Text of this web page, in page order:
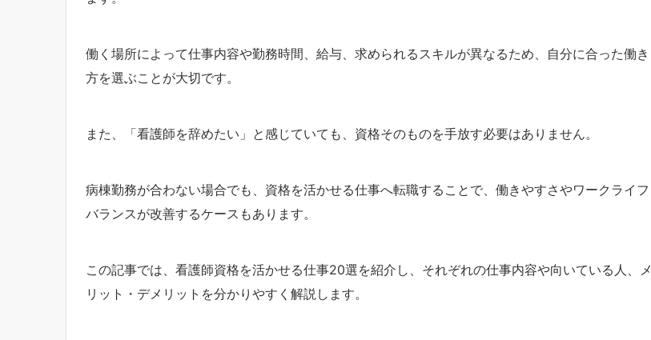
働く場所によって仕事内容や勤務時間、給与、求められるスキルが異なるため、自分に合った働き
方を選ぶことが大切です。
また、「看護師を辞めたい」と感じていても、資格そのものを手放す必要はありません。
病棟勤務が合わない場合でも、資格を活かせる仕事へ転職することで、働きやすさやワークライフ
バランスが改善するケースもあります。
この記事では、看護師資格を活かせる仕事20選を紹介し、それぞれの仕事内容や向いている人、メ
リット・デメリットを分かりやすく解説します。